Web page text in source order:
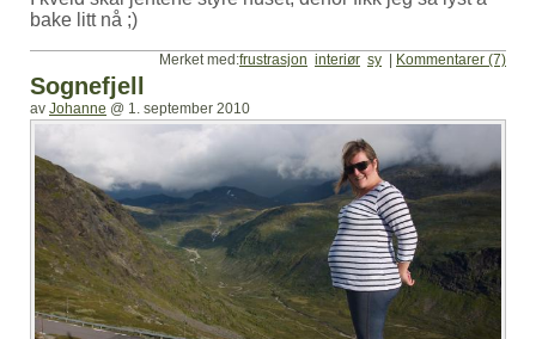
bake litt nå ;)
Merket med:frustrasjon interiør sy | Kommentarer (7)
Sognefjell
av Johanne @ 1. september 2010